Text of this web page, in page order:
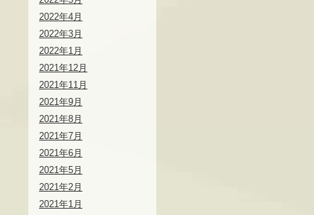
2022年4月
2022年3月
2022年1月
2021年12月
2021年11月
2021年9月
2021年8月
2021年7月
2021年6月
2021年5月
2021年2月
2021年1月